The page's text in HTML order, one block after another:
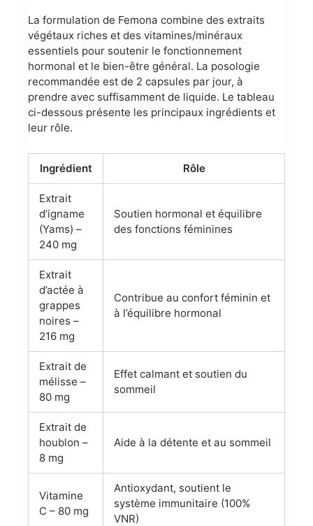
La formulation de Femona combine des extraits
végétaux riches et des vitamines/minéraux
essentiels pour soutenir le fonctionnement
hormonal et le bien-être général. La posologie
recommandée est de 2 capsules par jour, à
prendre avec suffisamment de liquide. Le tableau
ci-dessous présente les principaux ingrédients et
leur rôle.
Ingrédient Rôle
Extrait
d’igname
(Yams) –
240 mg
Soutien hormonal et équilibre
des fonctions féminines
Extrait
d’actée à
grappes
noires –
216 mg
Contribue au confort féminin et
à l’équilibre hormonal
Extrait de
mélisse –
80 mg
Effet calmant et soutien du
sommeil
Extrait de
houblon –
8 mg
Aide à la détente et au sommeil
Vitamine
C – 80 mg
Antioxydant, soutient le
système immunitaire (100%
VNR)